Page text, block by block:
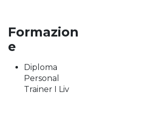
Formazion
e
Diploma
Personal
Trainer I Liv